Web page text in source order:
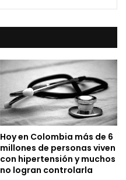
Hoy en Colombia más de 6
millones de personas viven
con hipertensión y muchos
no logran controlarla